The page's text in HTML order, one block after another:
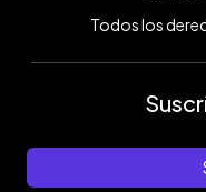
Todos los